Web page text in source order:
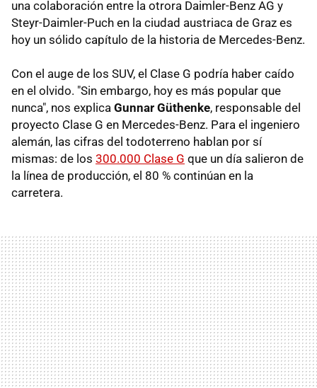
una colaboración entre la otrora Daimler-Benz AG y
Steyr-Daimler-Puch en la ciudad austriaca de Graz es
hoy un sólido capítulo de la historia de Mercedes-Benz.
Con el auge de los SUV, el Clase G podría haber caído
en el olvido. "Sin embargo, hoy es más popular que
nunca", nos explica Gunnar Güthenke, responsable del
proyecto Clase G en Mercedes-Benz. Para el ingeniero
alemán, las cifras del todoterreno hablan por sí
mismas: de los 300.000 Clase G que un día salieron de
la línea de producción, el 80 % continúan en la
carretera.